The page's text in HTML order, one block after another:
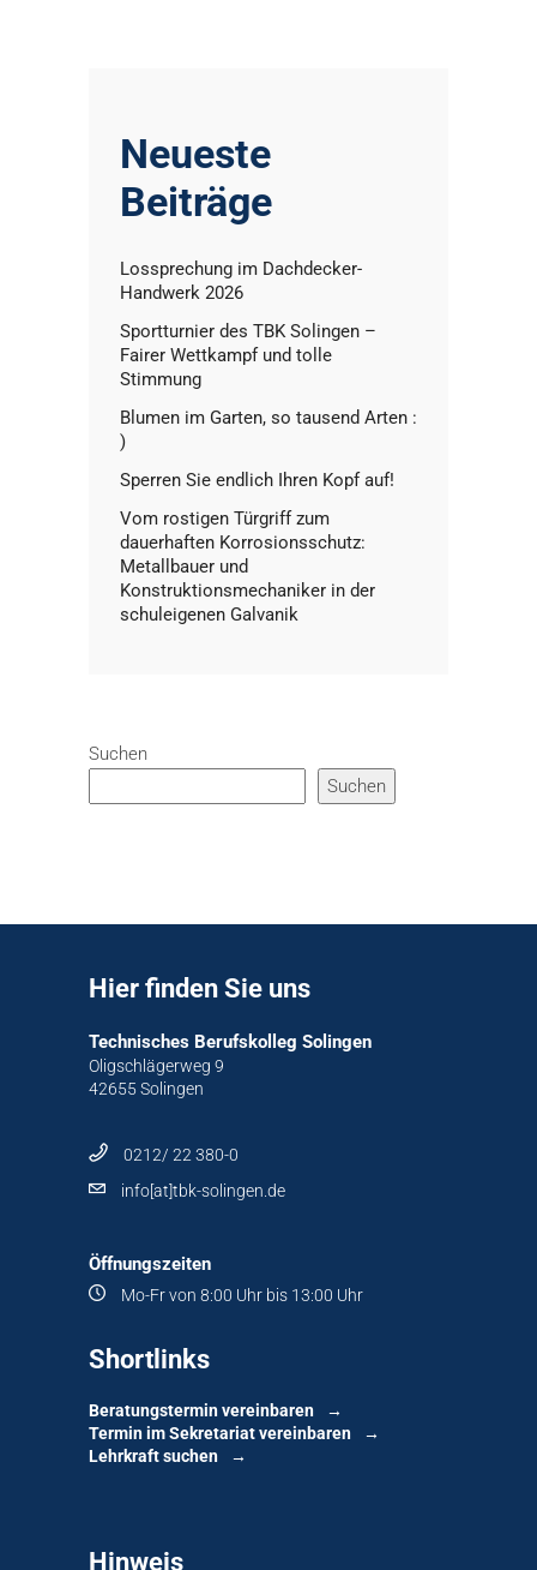
Neueste
Beiträge
Lossprechung im Dachdecker-
Handwerk 2026
Sportturnier des TBK Solingen –
Fairer Wettkampf und tolle
Stimmung
Blumen im Garten, so tausend Arten :
)
Sperren Sie endlich Ihren Kopf auf!
Vom rostigen Türgriff zum
dauerhaften Korrosionsschutz:
Metallbauer und
Konstruktionsmechaniker in der
schuleigenen Galvanik
Suchen
Suchen
Hier finden Sie uns
Technisches Berufskolleg Solingen
Oligschlägerweg 9
42655 Solingen
0212/ 22 380-0
info[at]tbk-solingen.de
Öffnungszeiten
Mo-Fr von 8:00 Uhr bis 13:00 Uhr
Shortlinks
Beratungstermin vereinbaren
Termin im Sekretariat vereinbaren
Lehrkraft suchen
Hinweis